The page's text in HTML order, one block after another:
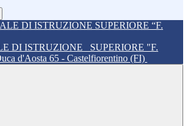
DI ISTRUZIONE
SUPERIORE "F.
d'Aosta 65 - Castelfiorentino (FI)